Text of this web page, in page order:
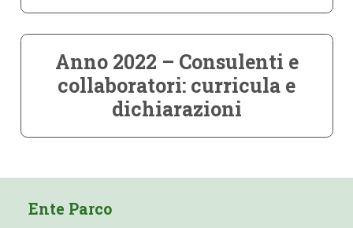
Anno 2022 – Consulenti e
collaboratori: curricula e
dichiarazioni
Ente Parco